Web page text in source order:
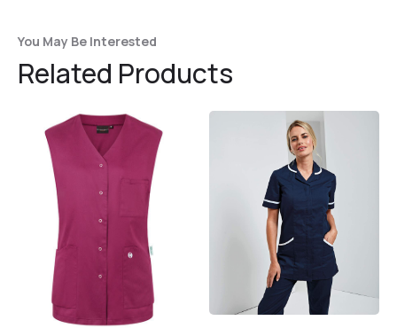
You May Be Interested
Related Products